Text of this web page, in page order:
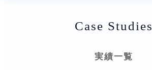
Case Studies
実績一覧